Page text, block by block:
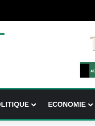
ECONOMIE